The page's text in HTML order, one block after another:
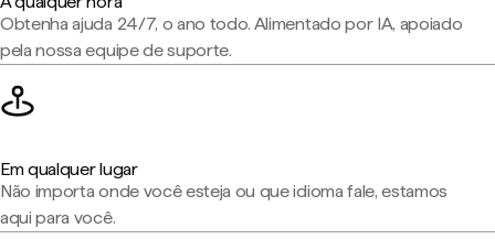
Obtenha ajuda 24/7, o ano todo. Alimentado por IA, apoiado
pela nossa equipe de suporte.
Em qualquer lugar
Não importa onde você esteja ou que idioma fale, estamos
aqui para você.